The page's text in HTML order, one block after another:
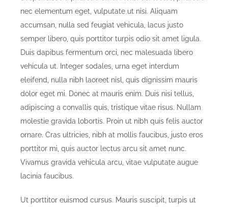
nec elementum eget, vulputate ut nisi. Aliquam
accumsan, nulla sed feugiat vehicula, lacus justo
semper libero, quis porttitor turpis odio sit amet ligula.
Duis dapibus fermentum orci, nec malesuada libero
vehicula ut. Integer sodales, urna eget interdum
eleifend, nulla nibh laoreet nisl, quis dignissim mauris
dolor eget mi. Donec at mauris enim. Duis nisi tellus,
adipiscing a convallis quis, tristique vitae risus. Nullam
molestie gravida lobortis. Proin ut nibh quis felis auctor
ornare. Cras ultricies, nibh at mollis faucibus, justo eros
porttitor mi, quis auctor lectus arcu sit amet nunc.
Vivamus gravida vehicula arcu, vitae vulputate augue
lacinia faucibus.
Ut porttitor euismod cursus. Mauris suscipit, turpis ut